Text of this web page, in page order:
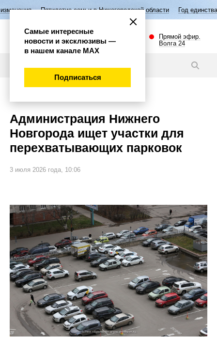
семьи в Нижегородской области Год единства народов России
Прямой эфир.
Волга 24
Администрация Нижнего
Новгорода ищет участки для
перехватывающих парковок
3 июля 2026 года, 10:06
Самые интересные
новости и эксклюзивы —
в нашем канале МАХ
Подписаться